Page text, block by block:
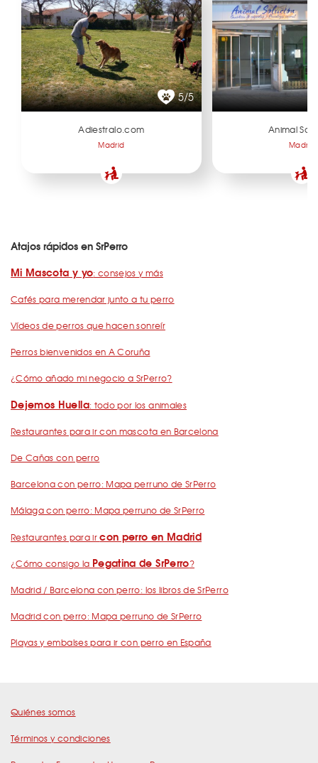
5/5
Adiestralo.com
Madrid
Animal
Madrid
Atajos rápidos en SrPerro
Mi Mascota y yo: consejos y más
Cafés para merendar junto a tu perro
Vídeos de perros que hacen sonreír
Perros bienvenidos en A Coruña
¿Cómo añado mi negocio a SrPerro?
Dejemos Huella: todo por los animales
Restaurantes para ir con mascota en Barcelona
De Cañas con perro
Barcelona con perro: Mapa perruno de SrPerro
Málaga con perro: Mapa perruno de SrPerro
Restaurantes para ircon perro en Madrid
¿Cómo consigo la Pegatina de SrPerro?
Madrid / Barcelona con perro: los libros de SrPerro
Madrid con perro: Mapa perruno de SrPerro
Playas y embalses para ir con perro en España
Quiénes somos
Términos y condiciones